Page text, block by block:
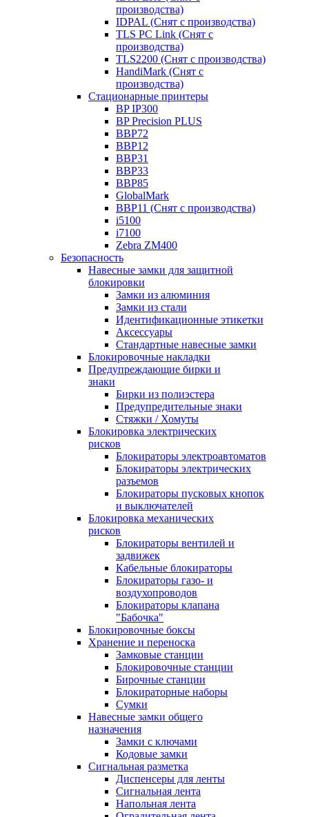
производства)
IDPAL (Снят с производства)
TLS PC Link (Снят с
производства)
TLS2200 (Снят с производства)
HandiMark (Снят с
производства)
Стационарные принтеры
BP IP300
BP Precision PLUS
BBP72
BBP12
BBP31
BBP33
BBP85
GlobalMark
BBP11 (Снят с производства)
i5100
i7100
Zebra ZM400
Безопасность
Навесные замки для защитной
блокировки
Замки из алюминия
Замки из стали
Идентификационные этикетки
Аксессуары
Стандартные навесные замки
Блокировочные накладки
Предупреждающие бирки и
знаки
Бирки из полиэстера
Предупредительные знаки
Стяжки / Хомуты
Блокировка электрических
рисков
Блокираторы электроавтоматов
Блокираторы электрических
разъемов
Блокираторы пусковых кнопок
и выключателей
Блокировка механических
рисков
Блокираторы вентилей и
задвижек
Кабельные блокираторы
Блокираторы газо- и
воздухопроводов
Блокираторы клапана
"Бабочка"
Блокировочные боксы
Хранение и переноска
Замковые станции
Блокировочные станции
Бирочные станции
Блокираторные наборы
Сумки
Навесные замки общего
назначения
Замки с ключами
Кодовые замки
Сигнальная разметка
Диспенсеры для ленты
Сигнальная лента
Напольная лента